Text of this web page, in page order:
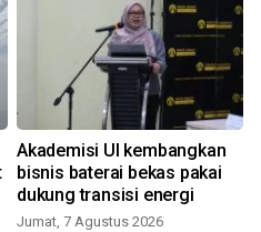
Akademisi UI kembangkan
bisnis baterai bekas pakai
dukung transisi energi
Jumat, 7 Agustus 2026